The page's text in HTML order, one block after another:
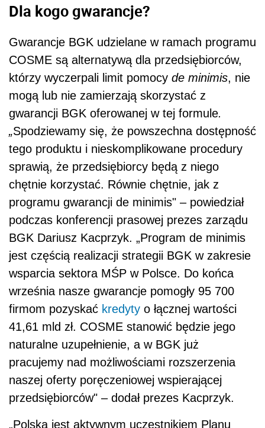
Dla kogo gwarancje?
Gwarancje BGK udzielane w ramach programu
COSME są alternatywą dla przedsiębiorców,
którzy wyczerpali limit pomocy de minimis, nie
mogą lub nie zamierzają skorzystać z
gwarancji BGK oferowanej w tej formule.
„Spodziewamy się, że powszechna dostępność
tego produktu i nieskomplikowane procedury
sprawią, że przedsiębiorcy będą z niego
chętnie korzystać. Równie chętnie, jak z
programu gwarancji de minimis" – powiedział
podczas konferencji prasowej prezes zarządu
BGK Dariusz Kacprzyk. „Program de minimis
jest częścią realizacji strategii BGK w zakresie
wsparcia sektora MŚP w Polsce. Do końca
września nasze gwarancje pomogły 95 700
firmom pozyskać kredyty o łącznej wartości
41,61 mld zł. COSME stanowić będzie jego
naturalne uzupełnienie, a w BGK już
pracujemy nad możliwościami rozszerzenia
naszej oferty poręczeniowej wspierającej
przedsiębiorców" – dodał prezes Kacprzyk.
„Polska jest aktywnym uczestnikiem Planu